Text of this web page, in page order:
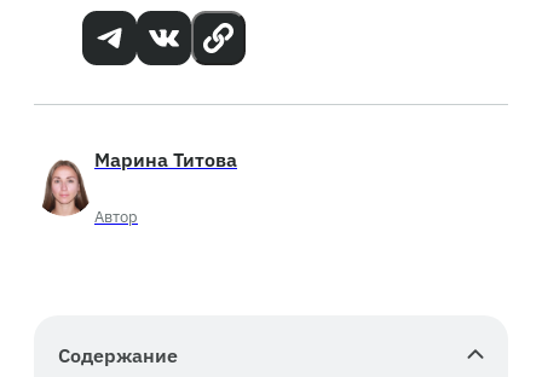
Марина Титова
Автор
Содержание